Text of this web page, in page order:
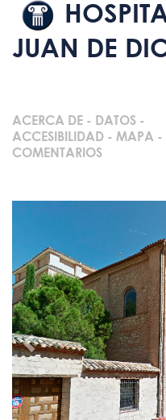
JUAN DE
ACERCA DE - DATOS -
ACCESIBILIDAD - MAPA -
COMENTARIOS